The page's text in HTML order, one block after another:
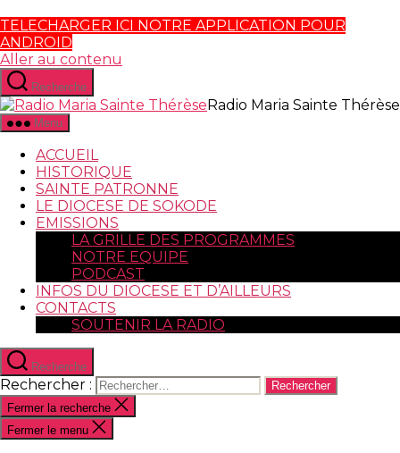
TELECHARGER ICI NOTRE APPLICATION POUR
ANDROID
Aller au contenu
Recherche
Radio Maria Sainte Thérèse
Menu
ACCUEIL
HISTORIQUE
SAINTE PATRONNE
LE DIOCESE DE SOKODE
EMISSIONS
LA GRILLE DES PROGRAMMES
NOTRE EQUIPE
PODCAST
INFOS DU DIOCESE ET D’AILLEURS
CONTACTS
SOUTENIR LA RADIO
Recherche
Rechercher :
Fermer la recherche
Fermer le menu